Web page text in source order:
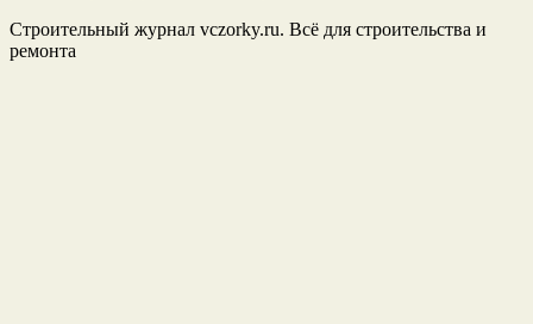
Строительный журнал vczorky.ru. Всё для строительства и
ремонта